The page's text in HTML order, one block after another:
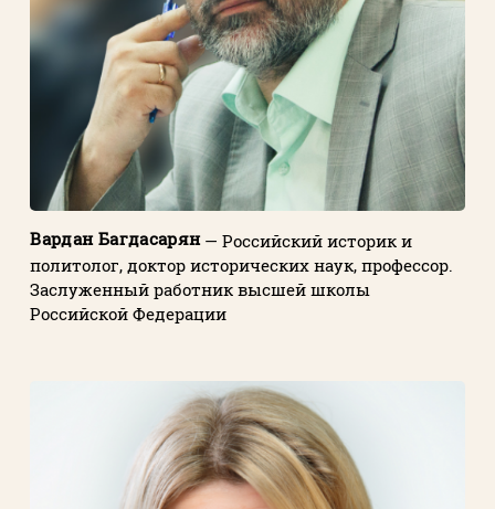
Вардан Багдасарян— Российский историк и
политолог, доктор исторических наук, профессор.
Заслуженный работник высшей школы
Российской Федерации